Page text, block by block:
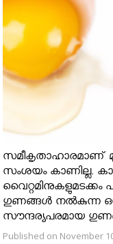
സമീകൃതാഹാരമാണ്
സംശയം കാണില്ല.
ഗുണങ്ങള്‍ നല്‍കുന്ന
സൗന്ദര്യപരമായ
Published on November